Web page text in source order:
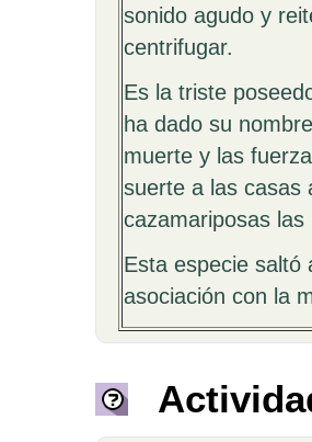
sonido agudo y
centrifugar.
Es la triste
ha dado su
muerte y las
suerte a las casas
cazamariposas las
Esta especie saltó
asociación con la